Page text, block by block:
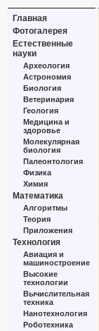
Главная
Фотогалерея
Естественные
науки
Археология
Астрономия
Биология
Ветеринария
Геология
Медицина и
здоровье
Молекулярная
биология
Палеонтология
Физика
Химия
Математика
Алгоритмы
Теория
Приложения
Технология
Авиация и
машиностроение
Высокие
технологии
Вычислительная
техника
Нанотехнология
Роботехника